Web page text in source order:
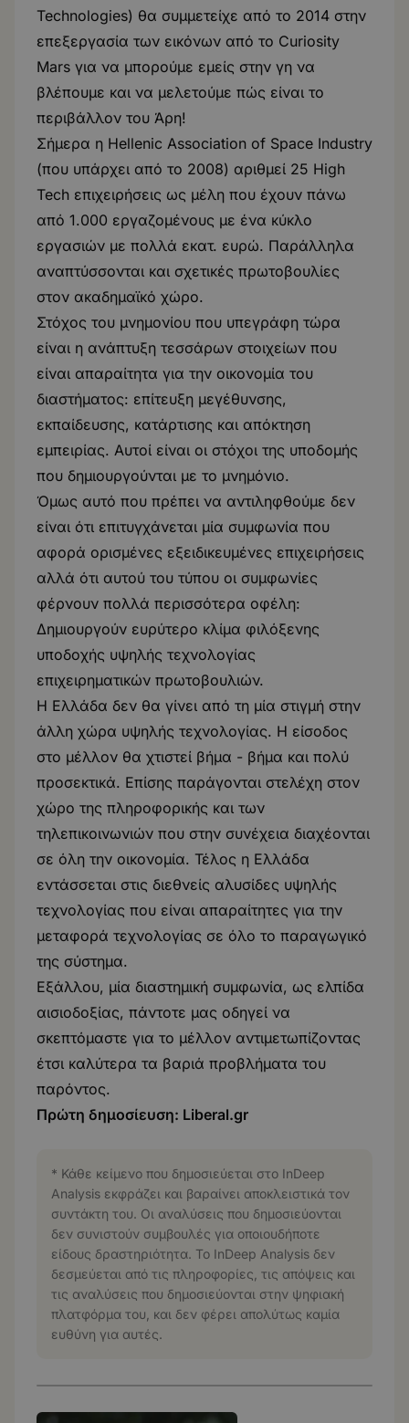
Technologies) θα συμμετείχε από το 2014 στην
επεξεργασία των εικόνων από το Curiosity
Mars για να μπορούμε εμείς στην γη να
βλέπουμε και να μελετούμε πώς είναι το
περιβάλλον του Άρη!
Σήμερα η Hellenic Association of Space Industry
(που υπάρχει από το 2008) αριθμεί 25 High
Tech επιχειρήσεις ως μέλη που έχουν πάνω
από 1.000 εργαζομένους με ένα κύκλο
εργασιών με πολλά εκατ. ευρώ. Παράλληλα
αναπτύσσονται και σχετικές πρωτοβουλίες
στον ακαδημαϊκό χώρο.
Στόχος του μνημονίου που υπεγράφη τώρα
είναι η ανάπτυξη τεσσάρων στοιχείων που
είναι απαραίτητα για την οικονομία του
διαστήματος: επίτευξη μεγέθυνσης,
εκπαίδευσης, κατάρτισης και απόκτηση
εμπειρίας. Αυτοί είναι οι στόχοι της υποδομής
που δημιουργούνται με το μνημόνιο.
Όμως αυτό που πρέπει να αντιληφθούμε δεν
είναι ότι επιτυγχάνεται μία συμφωνία που
αφορά ορισμένες εξειδικευμένες επιχειρήσεις
αλλά ότι αυτού του τύπου οι συμφωνίες
φέρνουν πολλά περισσότερα οφέλη:
Δημιουργούν ευρύτερο κλίμα φιλόξενης
υποδοχής υψηλής τεχνολογίας
επιχειρηματικών πρωτοβουλιών.
Η Ελλάδα δεν θα γίνει από τη μία στιγμή στην
άλλη χώρα υψηλής τεχνολογίας. Η είσοδος
στο μέλλον θα χτιστεί βήμα - βήμα και πολύ
προσεκτικά. Επίσης παράγονται στελέχη στον
χώρο της πληροφορικής και των
τηλεπικοινωνιών που στην συνέχεια διαχέονται
σε όλη την οικονομία. Τέλος η Ελλάδα
εντάσσεται στις διεθνείς αλυσίδες υψηλής
τεχνολογίας που είναι απαραίτητες για την
μεταφορά τεχνολογίας σε όλο το παραγωγικό
της σύστημα.
Εξάλλου, μία διαστημική συμφωνία, ως ελπίδα
αισιοδοξίας, πάντοτε μας οδηγεί να
σκεπτόμαστε για το μέλλον αντιμετωπίζοντας
έτσι καλύτερα τα βαριά προβλήματα του
παρόντος.
Πρώτη δημοσίευση: Liberal.gr
* Κάθε κείμενο που δημοσιεύεται στο InDeep
Analysis εκφράζει και βαραίνει αποκλειστικά τον
συντάκτη του. Οι αναλύσεις που δημοσιεύονται
δεν συνιστούν συμβουλές για οποιουδήποτε
είδους δραστηριότητα. Το InDeep Analysis δεν
δεσμεύεται από τις πληροφορίες, τις απόψεις και
τις αναλύσεις που δημοσιεύονται στην ψηφιακή
πλατφόρμα του, και δεν φέρει απολύτως καμία
ευθύνη για αυτές.